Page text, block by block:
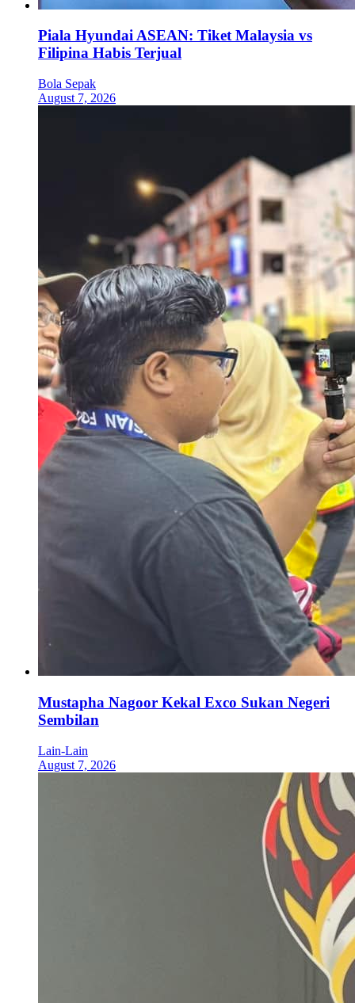
Piala Hyundai ASEAN: Tiket Malaysia vs
Filipina Habis Terjual
Bola Sepak
August 7, 2026
Mustapha Nagoor Kekal Exco Sukan Negeri
Sembilan
Lain-Lain
August 7, 2026